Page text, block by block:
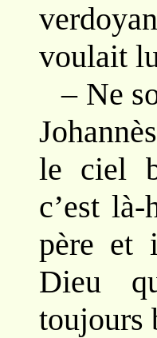
voulait
– Ne
le ciel
c’est là-
père et
Dieu
toujours